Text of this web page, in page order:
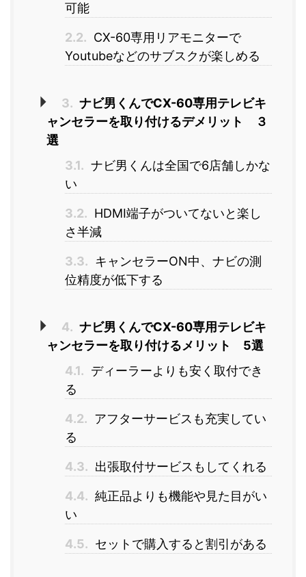
可能
2.2. CX-60専用リアモニターで
Youtubeなどのサブスクが楽しめる
3. ナビ男くんでCX-60専用テレビキ
ャンセラーを取り付けるデメリット ３
選
3.1. ナビ男くんは全国で6店舗しかな
い
3.2. HDMI端子がついてないと楽し
さ半減
3.3. キャンセラーON中、ナビの測
位精度が低下する
4. ナビ男くんでCX-60専用テレビキ
ャンセラーを取り付けるメリット 5選
4.1. ディーラーよりも安く取付でき
る
4.2. アフターサービスも充実してい
る
4.3. 出張取付サービスもしてくれる
4.4. 純正品よりも機能や見た目がい
い
4.5. セットで購入すると割引がある